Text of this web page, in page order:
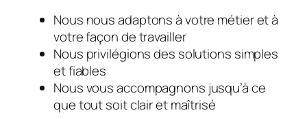
Nous nous adaptons à votre métier et à
votre façon de travailler
Nous privilégions des solutions simples
et fiables
Nous vous accompagnons jusqu’à ce
que tout soit clair et maîtrisé